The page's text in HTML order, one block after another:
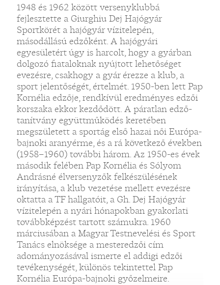
1948 és 1962 között versenyklubbá
fejlesztette a Giurghiu Dej Hajógyár
Sportkörét a hajógyár vízitelepén,
másodállású edzőként. A hajógyári
egyesületért úgy is harcolt, hogy a gyárban
dolgozó fiataloknak nyújtott lehetőséget
evezésre, csakhogy a gyár érezze a klub, a
sport jelentőségét, értelmét. 1950-ben lett Pap
Kornélia edzője, rendkívül eredményes edzői
korszaka ekkor kezdődött. A páratlan edző-
tanítvány együttműködés keretében
megszületett a sportág első hazai női Európa-
bajnoki aranyérme, és a rá következő években
(1958–1960) további három. Az 1950-es évek
második felében Pap Kornélia és Sólyom
Andrásné élversenyzők felkészülésének
irányítása, a klub vezetése mellett evezésre
oktatta a TF hallgatóit, a Gh. Dej Hajógyár
vízitelepén a nyári hónapokban gyakorlati
továbbképzést tartott számukra. 1960
márciusában a Magyar Testnevelési és Sport
Tanács elnöksége a mesteredzői cím
adományozásával ismerte el addigi edzői
tevékenységét, különös tekintettel Pap
Kornélia Európa-bajnoki győzelmeire.